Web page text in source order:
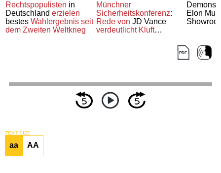
Rechtspopulisten in
Deutschlanderzielen
bestesWahlergebnis seit
dem Zweiten Weltkrieg
Münchner
Sicherheitskonferenz:
Rede von JD Vance
verdeutlicht Kluft
Elon
TEXT SIZE
aa AA